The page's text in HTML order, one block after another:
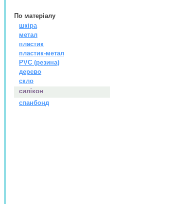
По матерiалу
шкіра
метал
пластик
пластик-метал
PVC (резина)
дерево
скло
силікон
спанбонд